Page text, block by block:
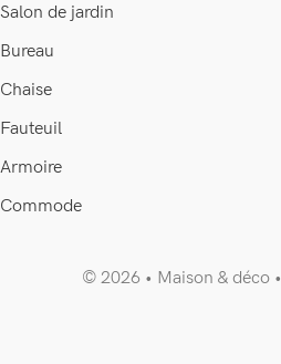
Salon de jardin
Bureau
Chaise
Fauteuil
Armoire
Commode
© 2026 • Maison & déco •